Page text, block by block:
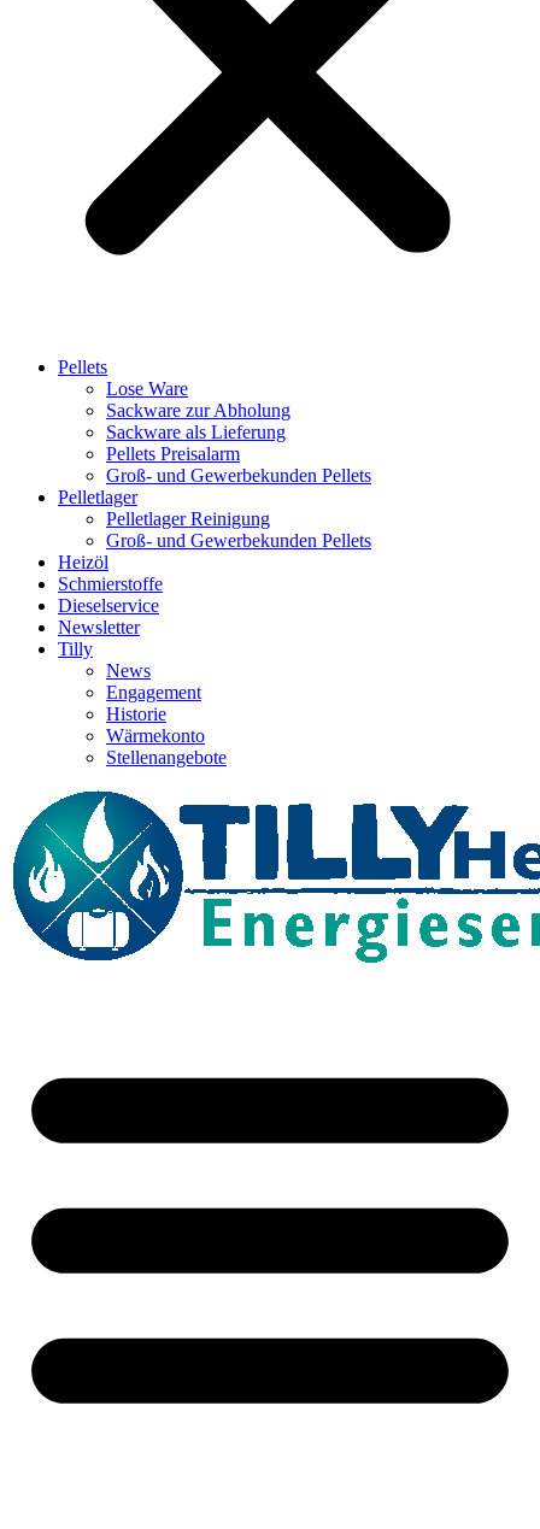
Pellets
Lose Ware
Sackware zur Abholung
Sackware als Lieferung
Pellets Preisalarm
Groß- und Gewerbekunden Pellets
Pelletlager
Pelletlager Reinigung
Groß- und Gewerbekunden Pellets
Heizöl
Schmierstoffe
Dieselservice
Newsletter
Tilly
News
Engagement
Historie
Wärmekonto
Stellenangebote